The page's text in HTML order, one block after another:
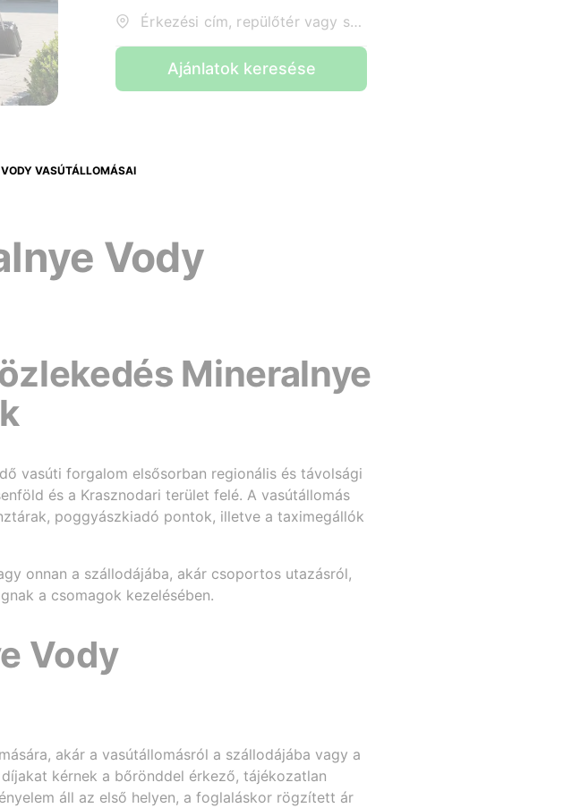
Érkezési cím, repülőtér vagy szálloda
Ajánlatok keresése
VASÚTÁLLOMÁSAI
Vody
Mineralnye
vasúti forgalom elsősorban regionális és távolsági
és a Krasznodari terület felé. A vasútállomás
poggyászkiadó pontok, illetve a taximegállók
onnan a szállodájába, akár csoportos utazásról,
a csomagok kezelésében.
Vody
akár a vasútállomásról a szállodájába vagy a
kérnek a bőrönddel érkező, tájékozatlan
áll az első helyen, a foglaláskor rögzített ár